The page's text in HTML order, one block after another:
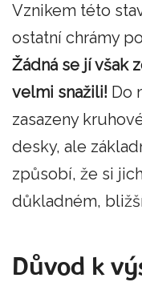
Vznikem této
ostatní chrámy
Žádná se jí však
velmi snažili! Do
zasazeny
desky, ale
způsobí, že si
důkladném,
Důvod k